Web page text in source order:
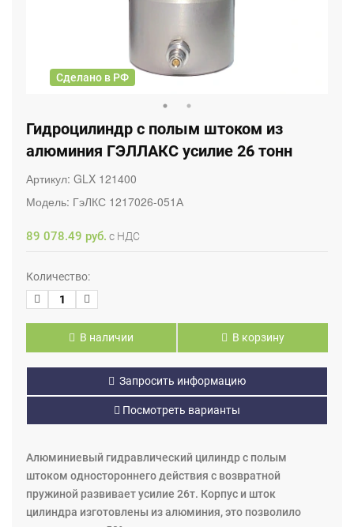
Сделано в РФ
Гидроцилиндр с полым штоком из
алюминия ГЭЛЛАКС усилие 26 тонн
Артикул: GLX 121400
Модель: ГэЛКС 1217026-051А
89 078.49 руб. с НДС
Количество:
В наличии В корзину
Запросить информацию
Посмотреть варианты
Алюминиевый гидравлический цилиндр с полым
штоком одностороннего действия с возвратной
пружиной развивает усилие 26т. Корпус и шток
цилиндра изготовлены из алюминия, это позволило